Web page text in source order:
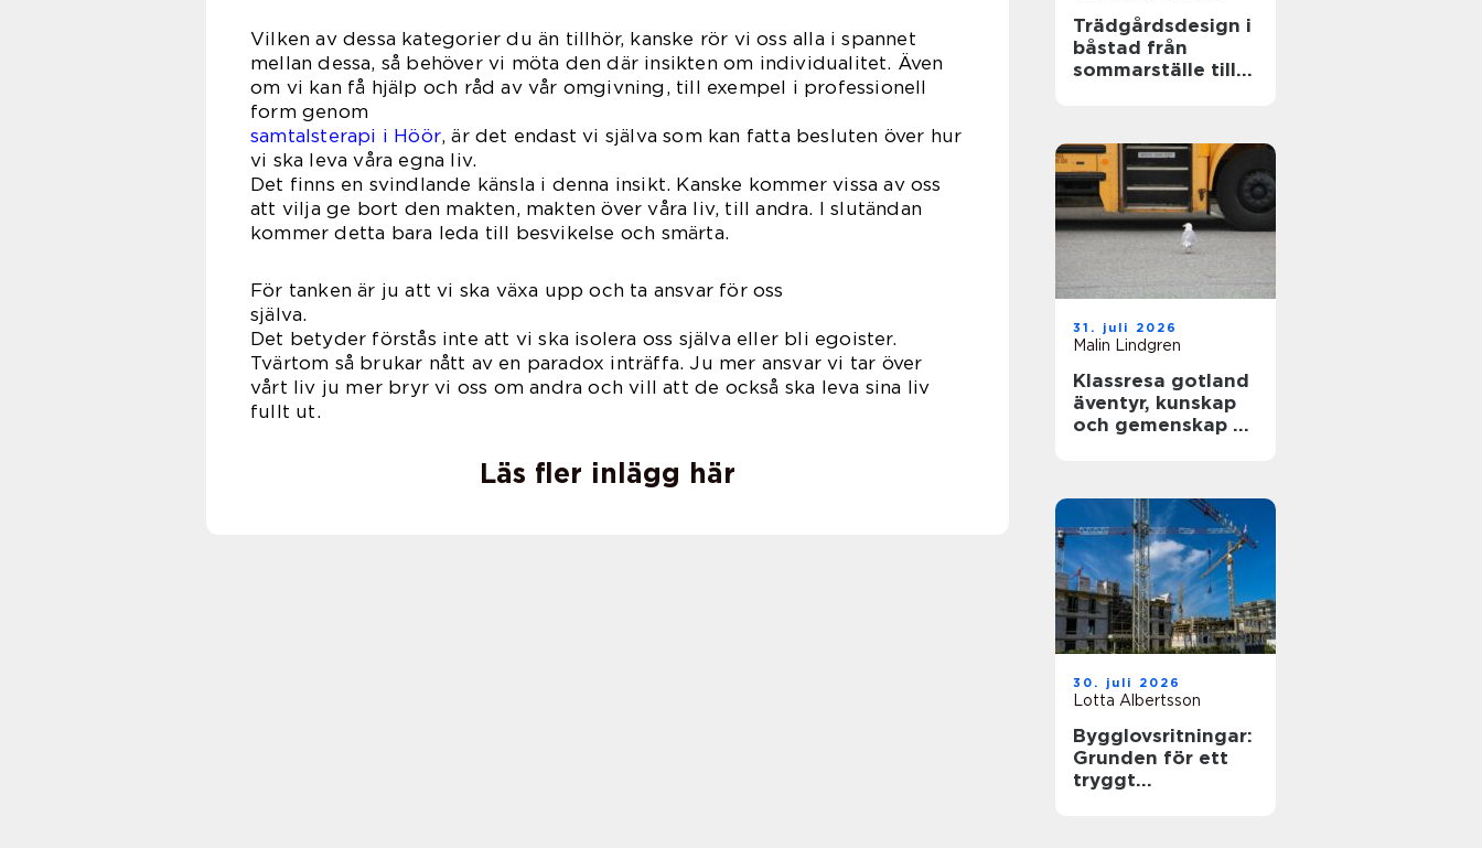
Vilken av dessa kategorier du än tillhör, kanske rör vi oss alla i spannet
mellan dessa, så behöver vi möta den där insikten om individualitet. Även
om vi kan få hjälp och råd av vår omgivning, till exempel i professionell
form genom
samtalsterapi i Höör, är det endast vi själva som kan fatta besluten över hur
vi ska leva våra egna liv.
Det finns en svindlande känsla i denna insikt. Kanske kommer vissa av oss
att vilja ge bort den makten, makten över våra liv, till andra. I slutändan
kommer detta bara leda till besvikelse och smärta.
För tanken är ju att vi ska växa upp och ta ansvar för oss
själva.
Det betyder förstås inte att vi ska isolera oss själva eller bli egoister.
Tvärtom så brukar nått av en paradox inträffa. Ju mer ansvar vi tar över
vårt liv ju mer bryr vi oss om andra och vill att de också ska leva sina liv
fullt ut.
Läs fler inlägg här
Trädgårdsdesign i
båstad från
sommarställe till
31. juli 2026
Malin Lindgren
Klassresa gotland
äventyr, kunskap
och gemenskap på
30. juli 2026
Lotta Albertsson
Bygglovsritningar:
Grunden för ett
tryggt